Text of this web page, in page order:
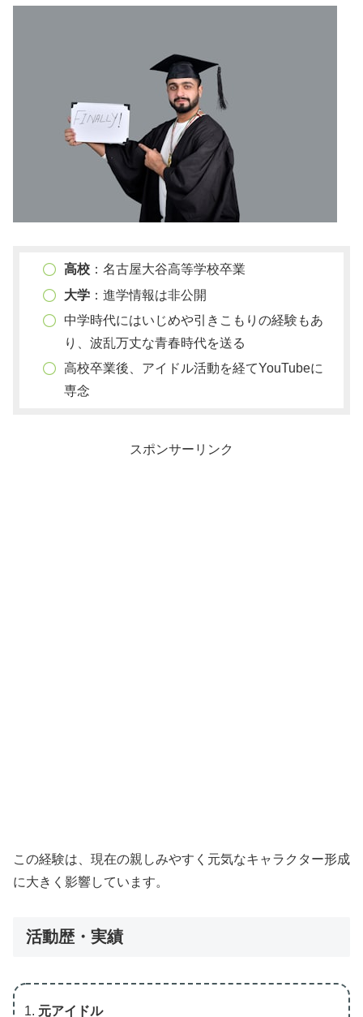
高校：名古屋大谷高等学校卒業
大学：進学情報は非公開
中学時代にはいじめや引きこもりの経験もあ
り、波乱万丈な青春時代を送る
高校卒業後、アイドル活動を経てYouTubeに
専念
スポンサーリンク
この経験は、現在の親しみやすく元気なキャラクター形成
に大きく影響しています。
活動歴・実績
元アイドル